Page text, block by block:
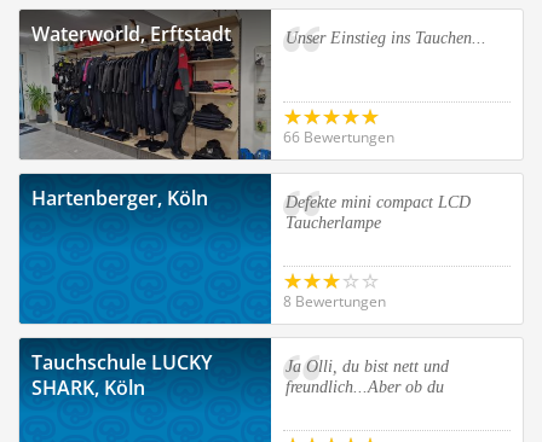
Waterworld, Erftstadt Unser Einstieg ins Tauchen...
66 Bewertungen
Hartenberger, Köln
Defekte mini compact LCD
Taucherlampe
8 Bewertungen
Tauchschule LUCKY
SHARK, Köln
Ja Olli, du bist nett und
freundlich...Aber ob du